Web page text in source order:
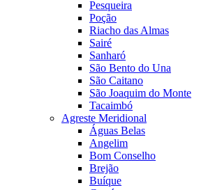
Pesqueira
Poção
Riacho das Almas
Sairé
Sanharó
São Bento do Una
São Caitano
São Joaquim do Monte
Tacaimbó
Agreste Meridional
Águas Belas
Angelim
Bom Conselho
Brejão
Buíque